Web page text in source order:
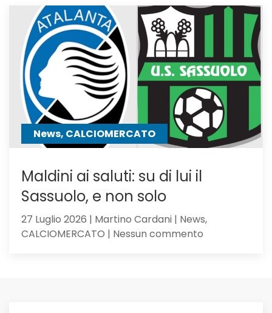
tra
seguiti
anche
Hojbjerg
News, CALCIOMERCATO
Maldini ai saluti: su di lui il
Sassuolo, e non solo
27 Luglio 2026 | Martino Cardani | News,
CALCIOMERCATO | Nessun commento